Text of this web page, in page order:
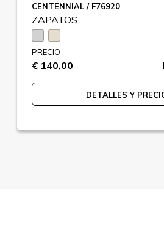
CENTENNIAL / F76920
ZAPATOS
PRECIO
€ 140,00
DETALLES Y